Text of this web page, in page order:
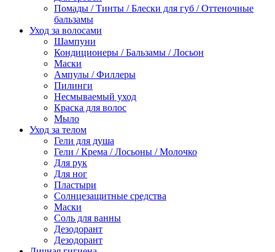
Помады / Тинты / Блески для губ / Оттеночные
бальзамы
Уход за волосами
Шампуни
Кондиционеры / Бальзамы / Лосьон
Маски
Ампулы / Филлеры
Пилинги
Несмываемый уход
Краска для волос
Мыло
Уход за телом
Гели для душа
Гели / Крема / Лосьоны / Молочко
Для рук
Для ног
Пластыри
Солнцезащитные средства
Маски
Соль для ванны
Дезодорант
Дезодорант